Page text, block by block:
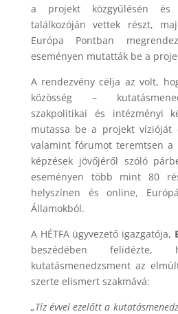
a projekt közgyűlésén
találkozóján vettek részt,
Európa Pontban
eseményen mutatták be a
A rendezvény célja az volt,
közösség –
szakpolitikai és intézményi
mutassa be a projekt vízióját
valamint fórumot teremtsen a
képzések jövőjéről szóló
eseményen több mint 80
helyszínen és online,
Államokból.
A HÉTFA ügyvezető igazgatója,
beszédében
kutatásmenedzsment az
szerte elismert szakmává:
„Tíz évvel ezelőtt a